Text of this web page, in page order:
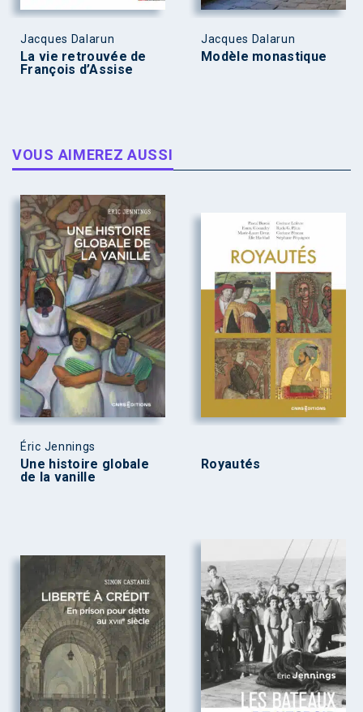
Jacques Dalarun
La vie retrouvée de
François d’Assise
Jacques Dalarun
Modèle monastique
VOUS AIMEREZ AUSSI
Éric Jennings
Une histoire globale
de la vanille
Royautés